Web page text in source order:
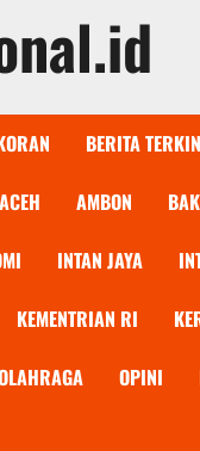
BERITA
ACEH AMBON
INTAN JAYA
KEMENTRIAN RI
OPINI